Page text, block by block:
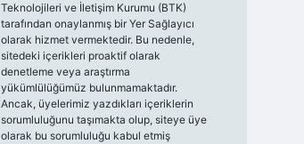
Teknolojileri ve İletişim Kurumu (BTK)
tarafından onaylanmış bir Yer Sağlayıcı
olarak hizmet vermektedir. Bu nedenle,
sitedeki içerikleri proaktif olarak
denetleme veya araştırma
yükümlülüğümüz bulunmamaktadır.
Ancak, üyelerimiz yazdıkları içeriklerin
sorumluluğunu taşımakta olup, siteye üye
olarak bu sorumluluğu kabul etmiş